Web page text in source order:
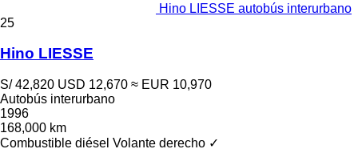
Hino LIESSE autobús interurbano
25
Hino LIESSE
S/ 42,820 USD 12,670 ≈ EUR 10,970
Autobús interurbano
1996
168,000 km
Combustible diésel Volante derecho ✓